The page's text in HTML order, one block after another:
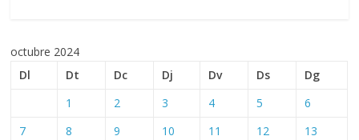
octubre 2024
Dl
Dt Dc Dj Dv Ds
Dg
1
2 3 4 5
6
7
8 9 10 11 12
13